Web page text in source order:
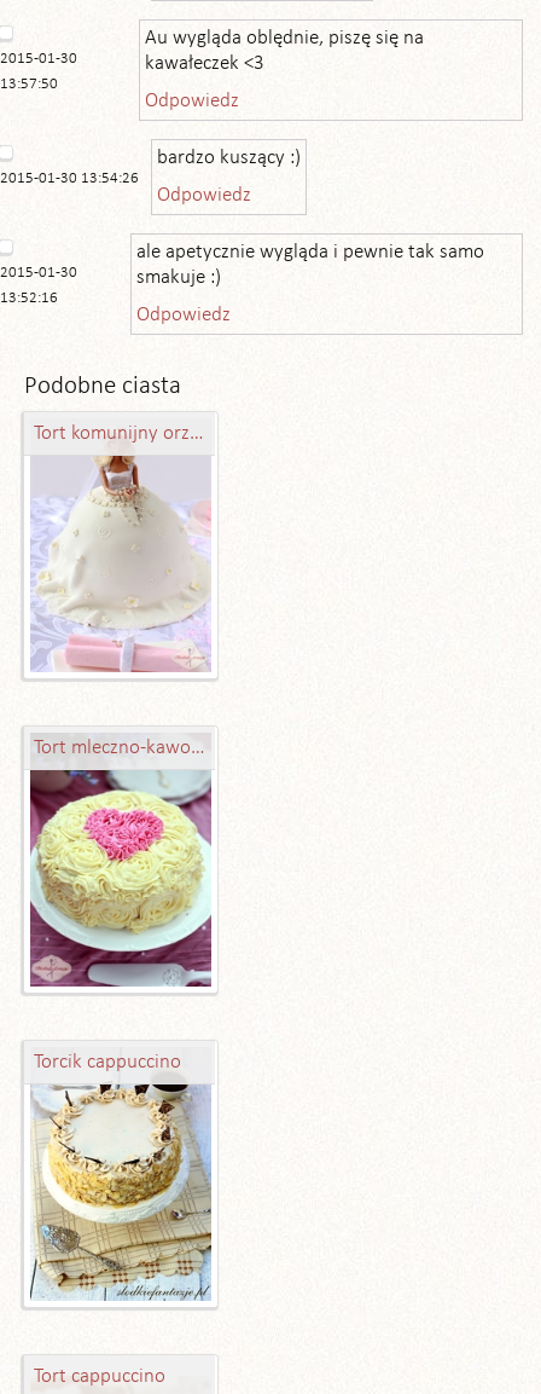
2015-01-30
13:57:50
Au wygląda oblędnie, piszę się na
kawałeczek <3
Odpowiedz
2015-01-30 13:54:26
bardzo kuszący :)
Odpowiedz
2015-01-30
13:52:16
ale apetycznie wygląda i pewnie tak samo
smakuje :)
Odpowiedz
Podobne ciasta
Tort komunijny orzechowo-kawowy
Tort mleczno-kawowy
Torcik cappuccino
Tort cappuccino